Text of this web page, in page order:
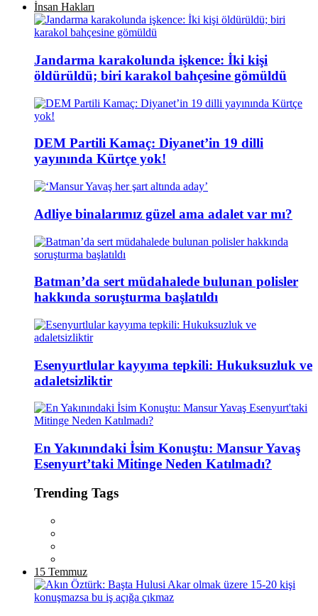
İnsan Hakları
Jandarma karakolunda işkence: İki kişi
öldürüldü; biri karakol bahçesine gömüldü
DEM Partili Kamaç: Diyanet’in 19 dilli
yayınında Kürtçe yok!
Adliye binalarımız güzel ama adalet var mı?
Batman’da sert müdahalede bulunan polisler
hakkında soruşturma başlatıldı
Esenyurtlular kayyıma tepkili: Hukuksuzluk ve
adaletsizliktir
En Yakınındaki İsim Konuştu: Mansur Yavaş
Esenyurt’taki Mitinge Neden Katılmadı?
Trending Tags
15 Temmuz